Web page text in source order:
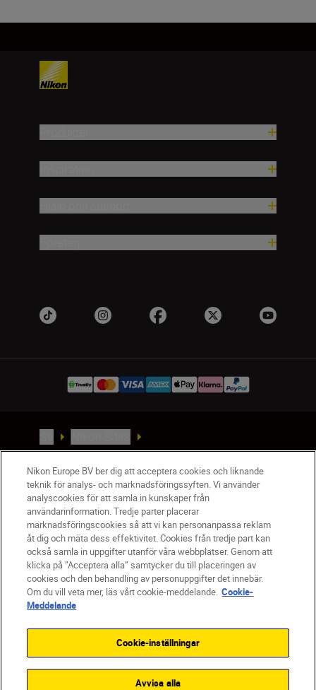
Kontakta oss
Policydokument om personuppgiftsbehandling
Användningsvillkor
Användarvillkor för Nikon Store
Cookie-meddelande
Tillgänglighet
Cookieinställningar
© 2026 Nikon
Nikon Europe BV ber dig att acceptera cookies och liknande
teknik för analys- och marknadsföringssyften. Vi använder
analyscookies för att samla in kunskaper från
användarinformation. Tredje parter placerar
marknadsföringscookies så att vi kan personanpassa reklam
åt dig och mäta dess effektivitet. Cookies från tredje part kan
också samla in uppgifter utanför våra webbplatser. Genom att
klicka på ”Acceptera alla” samtycker du till placeringen av
cookies och den behandling av personuppgifter det innebär.
Om du vill veta mer, läs vårt cookie-meddelande. Cookie-
Meddelande
Cookie-inställningar
Avvisa alla